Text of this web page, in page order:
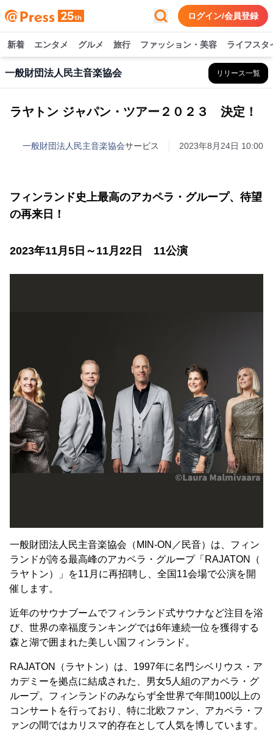
ログイン/会員登録
新着 エンタメ グルメ 旅行 ファッション・美容 ライフスタ
一般財団法人民主音楽協会 リリース一覧
ラヤトン ジャパン・ツアー２０２３ 決定！
一般財団法人民主音楽協会サービス 2023年8月24日 10:00
フィンランド史上最高のアカペラ・グループ、待望
の再来日！
2023年11月5日～11月22日 11公演
一般財団法人民主音楽協会（MIN-ON／民音）は、フィン
ランドが誇る最高峰のアカペラ・グループ「RAJATON（
ラヤトン）」を11月に再招聘し、全国11会場で公演を開
催します。
近年のサウナブームでフィンランド式サウナなど注目を浴
び、世界の幸福度ランキングでは6年連続一位を獲得する
森と湖で囲まれた美しい国フィンランド。
RAJATON（ラヤトン）は、1997年に名門シベリウス・ア
カデミーを拠点に結成された、男女5人組のアカペラ・グ
ループ。フィンランドのみならず全世界で年間100以上の
コンサートを行っており、特に北欧ファン、アカペラ・フ
ァンの間ではカリスマ的存在として人気を博しています。